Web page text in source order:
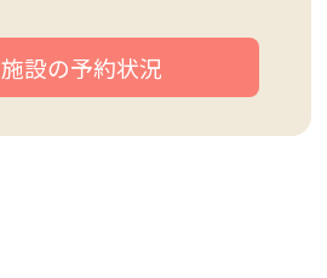
施設の予約状況